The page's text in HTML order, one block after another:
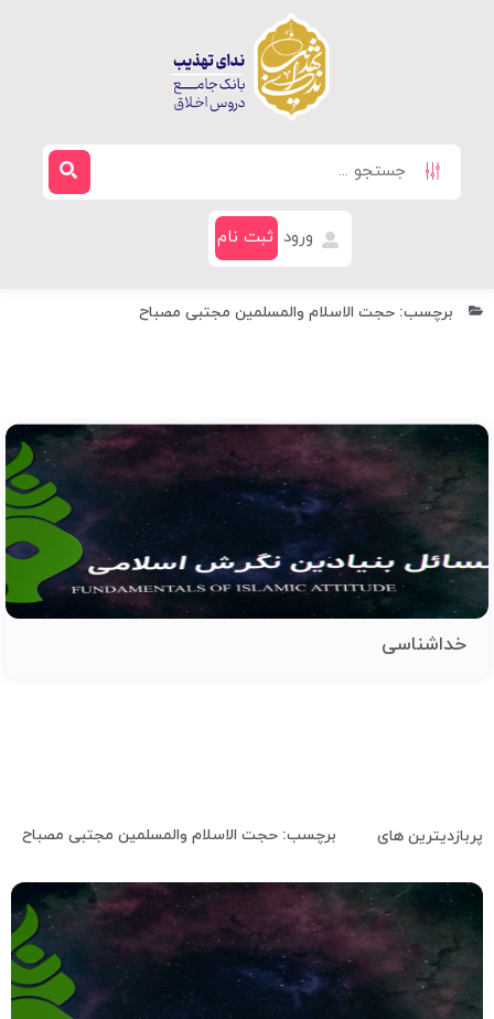
ورود ثبت نام
برچسب: حجت الاسلام والمسلمین مجتبی مصباح
خداشناسی
پربازدیترین های برچسب: حجت الاسلام والمسلمین مجتبی مصباح